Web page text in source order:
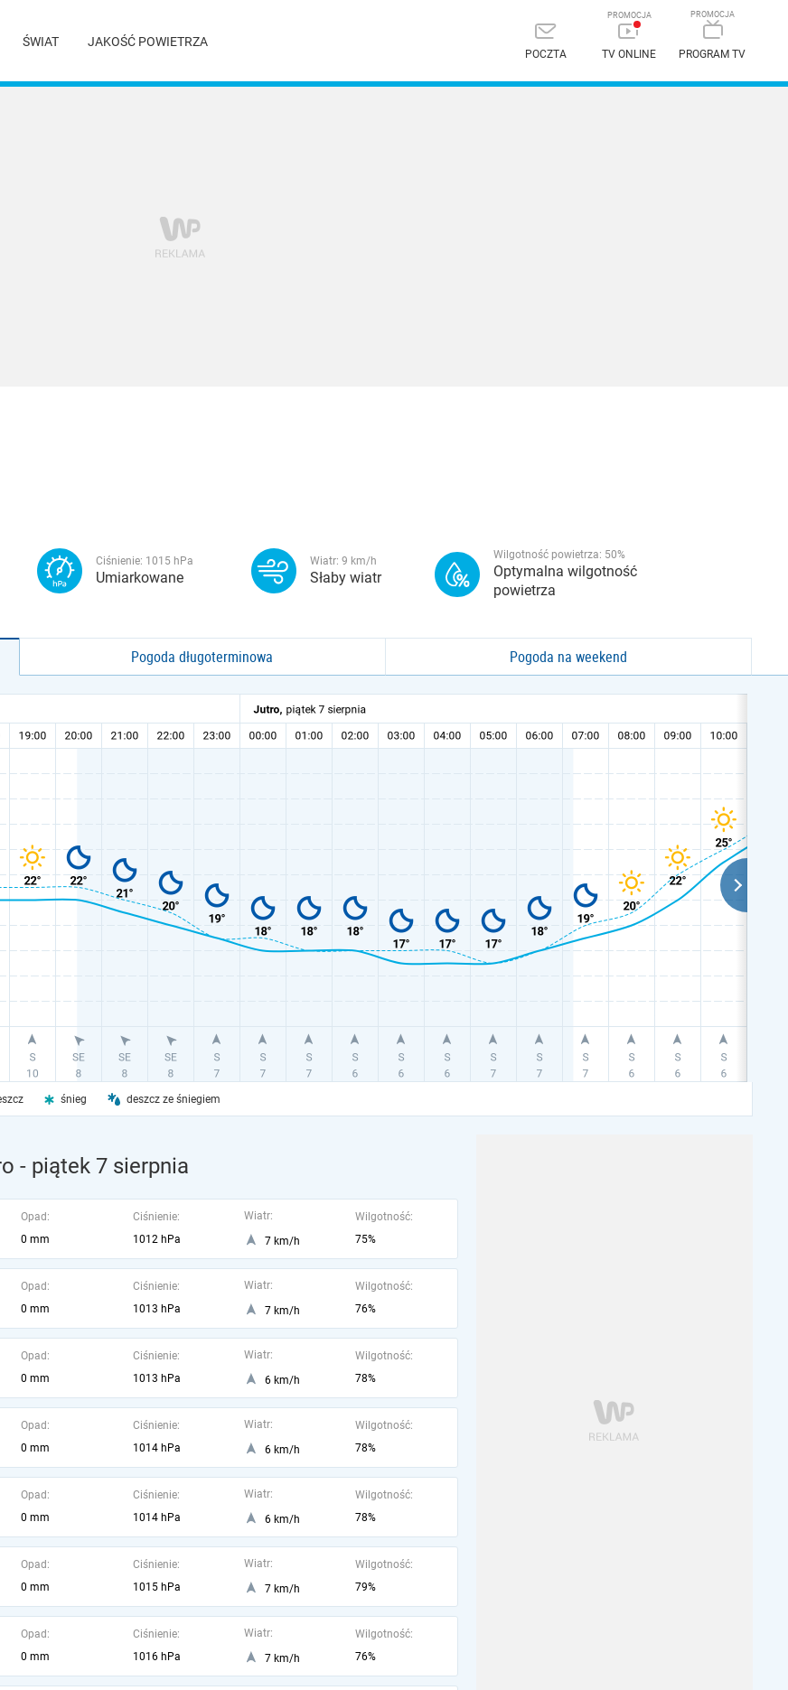
ŚWIAT JAKOŚĆ POWIETRZA
POCZTA TV ONLINE PROGRAM TV
Ciśnienie: 1015 hPa
Umiarkowane
Wiatr: 9 km/h
Słaby wiatr
Wilgotność powietrza: 50%
Optymalna wilgotność
powietrza
Pogoda długoterminowa Pogoda na weekend
śnieg deszcz ze śniegiem
- piątek 7 sierpnia
Opad:
0 mm
Ciśnienie:
1012 hPa
Wiatr:
7 km/h
Wilgotność:
75%
Opad:
0 mm
Ciśnienie:
1013 hPa
Wiatr:
7 km/h
Wilgotność:
76%
Opad:
0 mm
Ciśnienie:
1013 hPa
Wiatr:
6 km/h
Wilgotność:
78%
Opad:
0 mm
Ciśnienie:
1014 hPa
Wiatr:
6 km/h
Wilgotność:
78%
Opad:
0 mm
Ciśnienie:
1014 hPa
Wiatr:
6 km/h
Wilgotność:
78%
Opad:
0 mm
Ciśnienie:
1015 hPa
Wiatr:
7 km/h
Wilgotność:
79%
Opad:
0 mm
Ciśnienie:
1016 hPa
Wiatr:
7 km/h
Wilgotność:
76%